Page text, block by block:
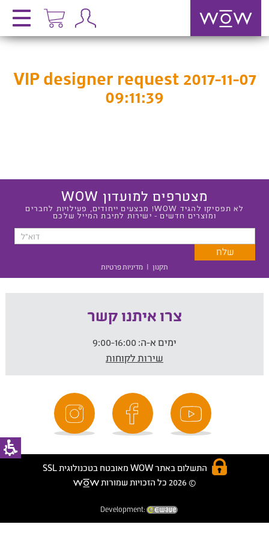
VIP designer request 2017-11-07
09:11:39
מצטרפים למועדון WOW
לא תפסיקו להגיד WOW! מבצעים ייחודים, פעילויות לחברים
ומוצרים חדשים - ישירות לתיבת המייל שלכם
תקנון | מדיניות פרטיות
צרו איתנו קשר
ימים א-ה:
שירות לקוחות
התשלום באתר WOW מאובטח בטכנולוגית SSL
© 2026 כל הזכויות שמורות
Development: